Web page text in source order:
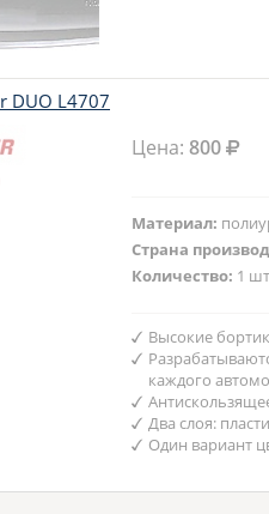
DUO L4707
Цена:800
Материал:
Страна
Количество: 1
Высокие
каждого
Два слоя:
Один вариант